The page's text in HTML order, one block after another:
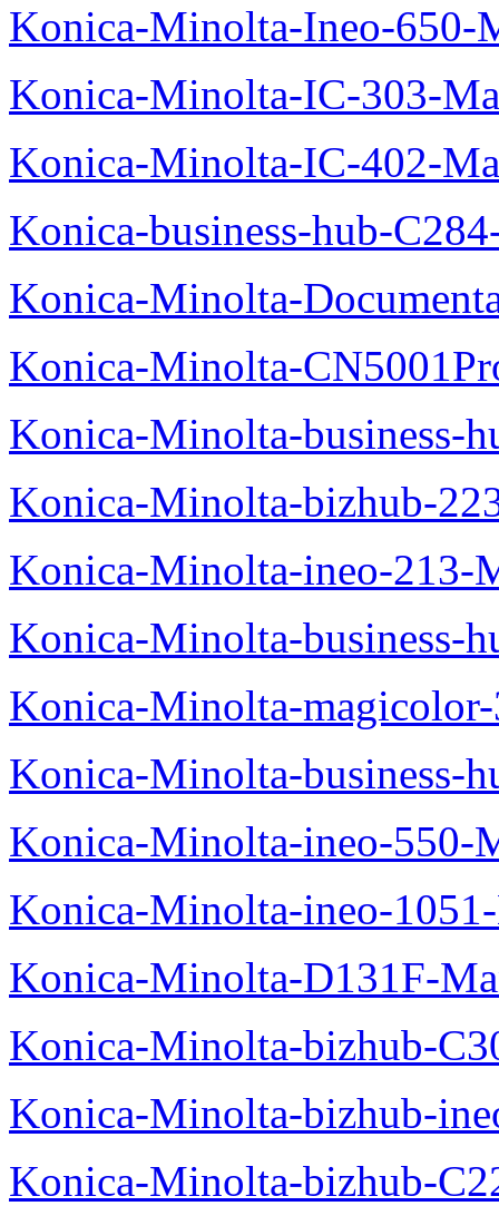
Konica-Minolta-Ineo-650-
Konica-Minolta-IC-303-
Konica-Minolta-IC-402-
Konica-business-hub-
Konica-Minolta-
Konica-Minolta-
Konica-Minolta-business-
Konica-Minolta-bizhub-
Konica-Minolta-ineo-213-
Konica-Minolta-business-
Konica-Minolta-
Konica-Minolta-business-
Konica-Minolta-ineo-550-
Konica-Minolta-ineo-
Konica-Minolta-D131F-
Konica-Minolta-bizhub-
Konica-Minolta-bizhub-
Konica-Minolta-bizhub-